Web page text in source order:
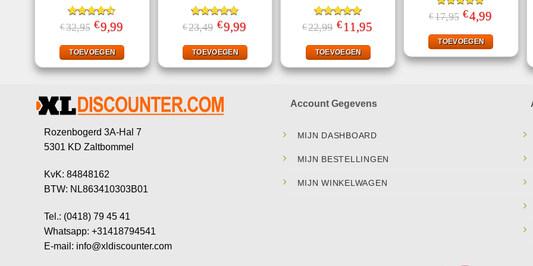
Gewaardeerd
4.50 uit 5
€32,95 Oorspronkelijke
prijs
€32,95.
€9,99
€9,99.
TOEVOEGEN
Gewaardeerd
4.78uit 5
€23,49 Oorspronkelijke
prijs
€23,49.
€9,99Huidige
€9,99.
TOEVOEGEN
Gewaardeerd
5.00uit 5
€22,99 Oorspronkelijke
prijs
€22,99.
€ 11,95prijs
TOEVOEGEN
Gewaardeerd
5.00 uit 5
€17,95 Oorspronkelijke
prijs
€17,95.
€4,99
€4,99.
TOEVOEGEN
Rozenbogerd 3A-Hal 7
5301 KD Zaltbommel
KvK: 84848162
BTW: NL863410303B01
Tel.: (0418) 79 45 41
Whatsapp: +31418794541
E-mail: info@xldiscounter.com
Account Gegevens
MIJN DASHBOARD
MIJN BESTELLINGEN
MIJN WINKELWAGEN